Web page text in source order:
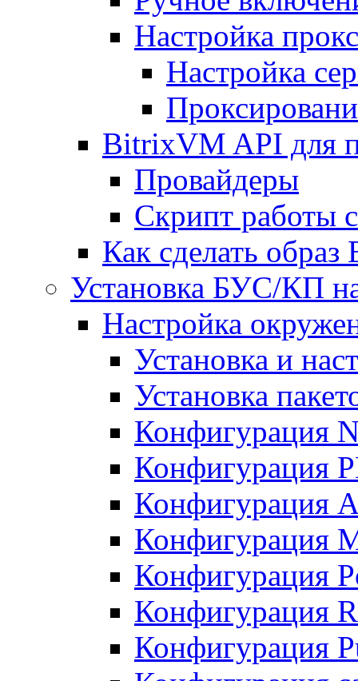
Настройка
Настройка
BitrixVM API для
Провайдеры
Скрипт работы
Как сделать
Установка БУС/КП
Настройка
Установка и
Установка
Конфигурация
Конфигурация
Конфигурация
Конфигурация
Конфигурация
Конфигурация
Конфигурация